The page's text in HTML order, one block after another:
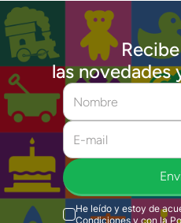
las novedades
He leído y estoy de
Condiciones y con la